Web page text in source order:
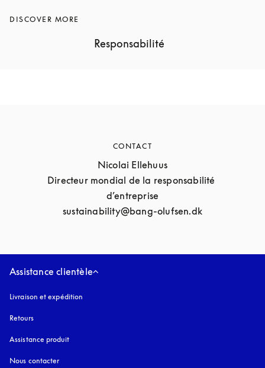
DISCOVER MORE
Responsabilité
CONTACT
Nicolai Ellehuus
Directeur mondial de la responsabilité
d’entreprise
sustainability@bang-olufsen.dk
Assistance clientèle
Livraison et expédition
Retours
Assistance produit
Nous contacter